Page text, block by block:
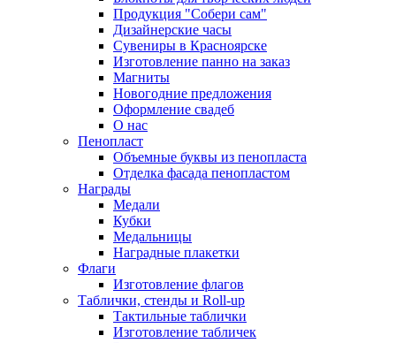
Продукция "Собери сам"
Дизайнерские часы
Сувениры в Красноярске
Изготовление панно на заказ
Магниты
Новогодние предложения
Оформление свадеб
О нас
Пенопласт
Объемные буквы из пенопласта
Отделка фасада пенопластом
Награды
Медали
Кубки
Медальницы
Наградные плакетки
Флаги
Изготовление флагов
Таблички, стенды и Roll-up
Тактильные таблички
Изготовление табличек